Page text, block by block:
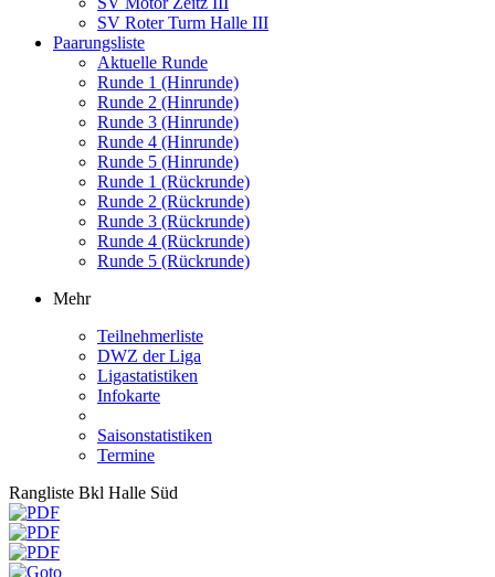
SV Roter Turm Halle III
Paarungsliste
Aktuelle Runde
Runde 1 (Hinrunde)
Runde 2 (Hinrunde)
Runde 3 (Hinrunde)
Runde 4 (Hinrunde)
Runde 5 (Hinrunde)
Runde 1 (Rückrunde)
Runde 2 (Rückrunde)
Runde 3 (Rückrunde)
Runde 4 (Rückrunde)
Runde 5 (Rückrunde)
Mehr
Teilnehmerliste
DWZ der Liga
Ligastatistiken
Infokarte
Saisonstatistiken
Termine
Rangliste Bkl Halle Süd